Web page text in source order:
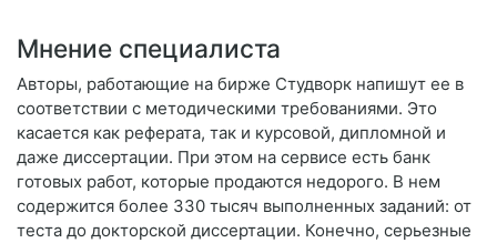
Мнение специалиста
Авторы, работающие на бирже Студворк напишут ее в
соответствии с методическими требованиями. Это
касается как реферата, так и курсовой, дипломной и
даже диссертации. При этом на сервисе есть банк
готовых работ, которые продаются недорого. В нем
содержится более 330 тысяч выполненных заданий: от
теста до докторской диссертации. Конечно, серьезные